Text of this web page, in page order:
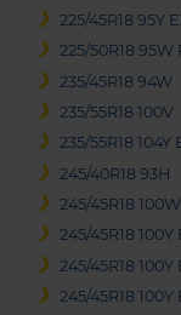
225/45R18 95Y
225/50R18 95W
235/45R18 94W
235/55R18 100V
235/55R18 104Y
245/40R18 93H
245/45R18
245/45R18
245/45R18
245/45R18